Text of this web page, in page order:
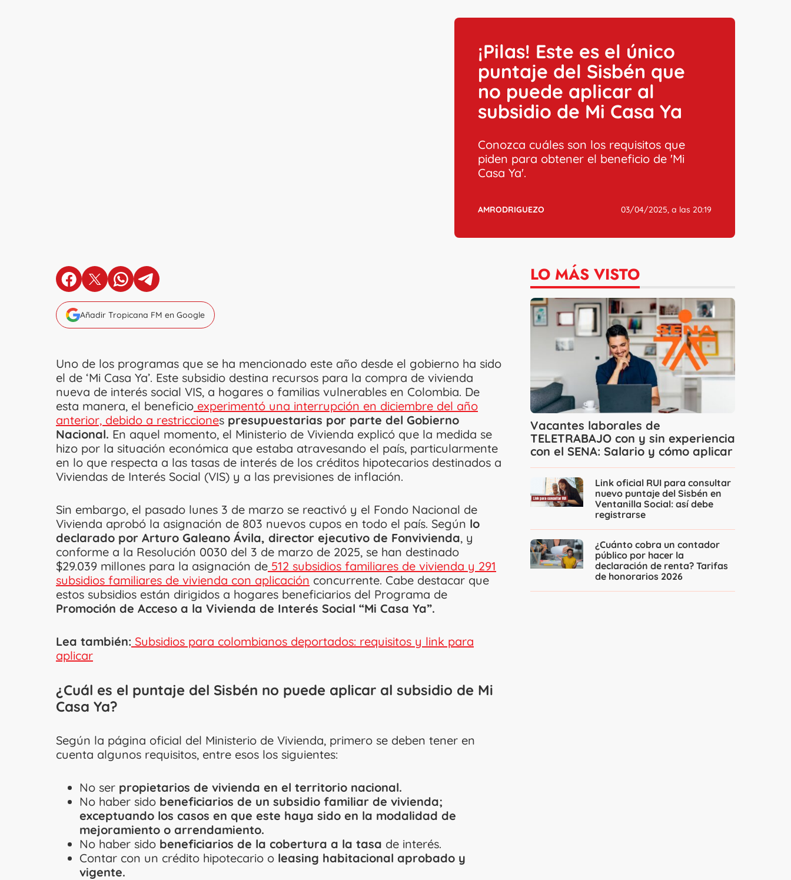
¡Pilas! Este es el único
puntaje del Sisbén que
no puede aplicar al
subsidio de Mi Casa Ya
Conozca cuáles son los requisitos que
piden para obtener el beneficio de 'Mi
Casa Ya'.
AMRODRIGUEZO 03/04/2025, a las 20:19
en Facebook
en X en Whatsapp
en Telegram
Añadir Tropicana FM en Google
Uno de los programas que se ha mencionado este año desde el gobierno ha sido
el de ‘Mi Casa Ya’. Este subsidio destina recursos para la compra de vivienda
nueva de interés social VIS, a hogares o familias vulnerables en Colombia. De
esta manera, el beneficio experimentó una interrupción en diciembre del año
anterior, debido a restricciones presupuestarias por parte del Gobierno
Nacional. En aquel momento, el Ministerio de Vivienda explicó que la medida se
hizo por la situación económica que estaba atravesando el país, particularmente
en lo que respecta a las tasas de interés de los créditos hipotecarios destinados a
Viviendas de Interés Social (VIS) y a las previsiones de inflación.
Sin embargo, el pasado lunes 3 de marzo se reactivó y el Fondo Nacional de
Vivienda aprobó la asignación de 803 nuevos cupos en todo el país. Según lo
declarado por Arturo Galeano Ávila, director ejecutivo de Fonvivienda, y
conforme a la Resolución 0030 del 3 de marzo de 2025, se han destinado
$29.039 millones para la asignación de 512 subsidios familiares de vivienda y 291
subsidios familiares de vivienda con aplicación concurrente. Cabe destacar que
estos subsidios están dirigidos a hogares beneficiarios del Programa de
Promoción de Acceso a la Vivienda de Interés Social “Mi Casa Ya”.
Lea también: Subsidios para colombianos deportados: requisitos y link para
aplicar
¿Cuál es el puntaje del Sisbén no puede aplicar al subsidio de Mi
Casa Ya?
Según la página oficial del Ministerio de Vivienda, primero se deben tener en
cuenta algunos requisitos, entre esos los siguientes:
No ser propietarios de vivienda en el territorio nacional.
No haber sido beneficiarios de un subsidio familiar de vivienda;
exceptuando los casos en que este haya sido en la modalidad de
mejoramiento o arrendamiento.
No haber sido beneficiarios de la cobertura a la tasa de interés.
Contar con un crédito hipotecario o leasing habitacional aprobado y
vigente.
LO MÁS VISTO
Vacantes laborales de
TELETRABAJO con y sin experiencia
con el SENA: Salario y cómo aplicar
Link oficial RUI para consultar
nuevo puntaje del Sisbén en
Ventanilla Social: así debe
registrarse
¿Cuánto cobra un contador
público por hacer la
declaración de renta? Tarifas
de honorarios 2026